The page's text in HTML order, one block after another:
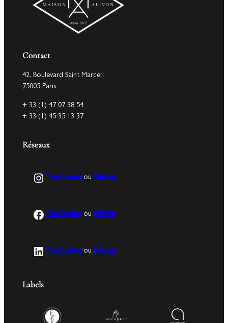
Contact
42, Boulevard Saint Marcel
75005 Paris
+ 33 (1) 47 07 38 54
+ 33 (1) 45 35 13 37
Réseaux
Instagram
Manufactureou Édition
Facebook
Manufactureou Édition
LinkedIn
Manufactureou Édition
Labels